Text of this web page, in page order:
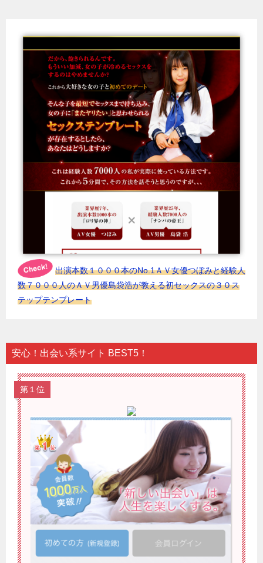
出演本数１０００本のNo.1ＡＶ女優つぼみと経験人
数７０００人のＡＶ男優島袋浩が教える初セックスの３０ス
テップテンプレート
安心！出会い系サイト BEST5！
第１位